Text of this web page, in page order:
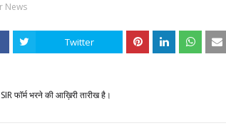
News
Twitter
फॉर्म भरने की आख़िरी तारीख है।